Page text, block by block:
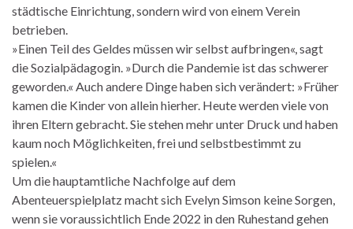
städtische Einrichtung, sondern wird von einem Verein
betrieben.
»Einen Teil des Geldes müssen wir selbst aufbringen«, sagt
die Sozialpädagogin. »Durch die Pandemie ist das schwerer
geworden.« Auch andere Dinge haben sich verändert: »Früher
kamen die Kinder von allein hierher. Heute werden viele von
ihren Eltern gebracht. Sie stehen mehr unter Druck und haben
kaum noch Möglichkeiten, frei und selbstbestimmt zu
spielen.«
Um die hauptamtliche Nachfolge auf dem
Abenteuerspielplatz macht sich Evelyn Simson keine Sorgen,
wenn sie voraussichtlich Ende 2022 in den Ruhestand gehen